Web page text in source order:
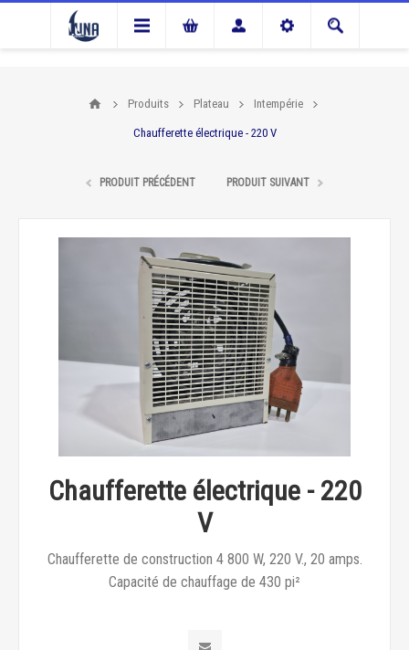
Produits Plateau Intempérie
Chaufferette électrique - 220 V
PRODUIT PRÉCÉDENT PRODUIT SUIVANT
Chaufferette électrique - 220
V
Chaufferette de construction 4 800 W, 220 V., 20 amps.
Capacité de chauffage de 430 pi²